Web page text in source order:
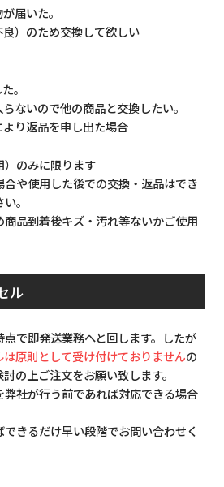
届いた。
）のため交換して欲しい
。
ないので他の商品と交換したい。
り返品を申し出た場合
のみに限ります
や使用した後での交換・返品はでき
。
品到着後キズ・汚れ等ないかご使用
ル
で即発送業務へと回します。したが
原則として受け付けておりませんの
の上ご注文をお願い致します。
社が行う前であれば対応できる場合
きるだけ早い段階でお問い合わせく